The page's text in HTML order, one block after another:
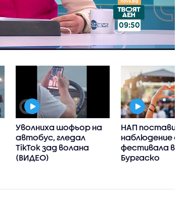
Уволниха шофьор на
автобус, гледал
TikTok зад волана
(ВИДЕО)
НАП постави под
наблюдение два
фестивала в
Бургаско